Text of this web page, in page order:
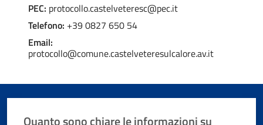
PEC: protocollo.castelveteresc@pec.it
Telefono: +39 0827 650 54
Email:
protocollo@comune.castelveteresulcalore.av.it
Quanto sono chiare le informazioni su